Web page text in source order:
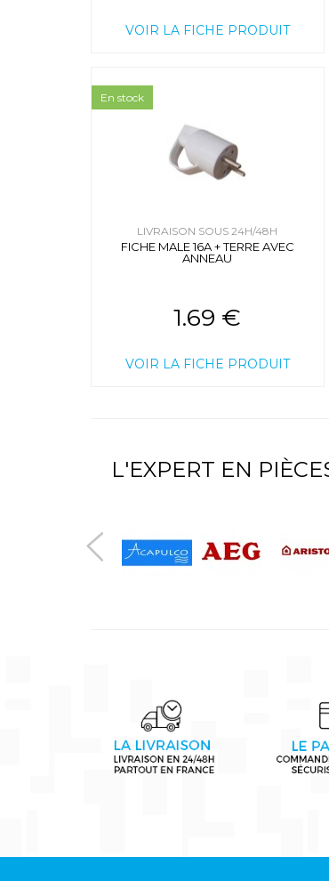
VOIR LA FICHE PRODUIT
LIVRAISON SOUS 24H/48H
FICHE MALE 16A + TERRE AVEC
ANNEAU
1.69 €
VOIR LA FICHE PRODUIT
En stock
L'EXPERT EN